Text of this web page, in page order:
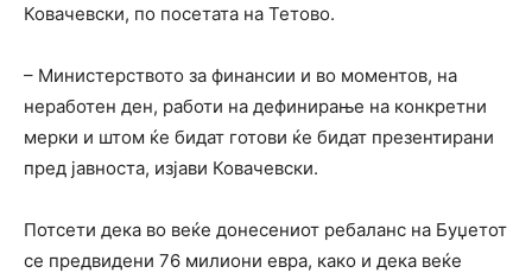
Ковачевски, по посетата на Тетово.
– Министерството за финансии и во моментов, на
неработен ден, работи на дефинирање на конкретни
мерки и штом ќе бидат готови ќе бидат презентирани
пред јавноста, изјави Ковачевски.
Потсети дека во веќе донесениот ребаланс на Буџетот
се предвидени 76 милиони евра, како и дека веќе